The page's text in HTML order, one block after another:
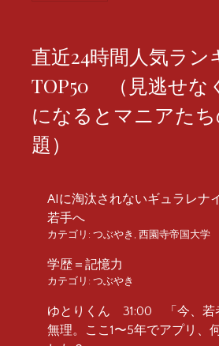
直近24時間人気ラン
TOP50 （見逃せな
になるとマニアた
題）
AIに淘汰されないギュラレナ
若手へ
カテゴリ: つぶやき , 西園寺帝国大学
学歴＝記憶力
カテゴリ: つぶやき
ゆとりくん 31:00 「今、若
無理。ここ1〜5年でアプリ、